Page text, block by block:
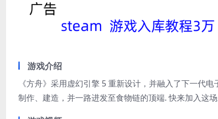
游戏介绍
《方舟》采用虚幻引擎 5 重新设计，并融入了下一代
制作、建造，并一路进发至食物链的顶端. 快来加入这